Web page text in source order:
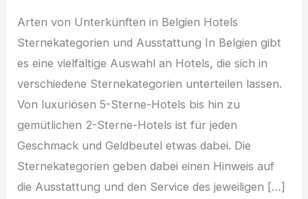
Arten von Unterkünften in Belgien Hotels
Sternekategorien und Ausstattung In Belgien gibt
es eine vielfältige Auswahl an Hotels, die sich in
verschiedene Sternekategorien unterteilen lassen.
Von luxuriösen 5-Sterne-Hotels bis hin zu
gemütlichen 2-Sterne-Hotels ist für jeden
Geschmack und Geldbeutel etwas dabei. Die
Sternekategorien geben dabei einen Hinweis auf
die Ausstattung und den Service des jeweiligen […]